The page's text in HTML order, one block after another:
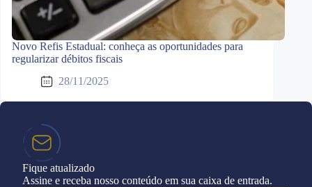
Novo Refis Estadual: conheça as oportunidades para
regularizar débitos fiscais
28/11/2025
Fique atualizado
Assine e receba nosso conteúdo em sua caixa de entrada.